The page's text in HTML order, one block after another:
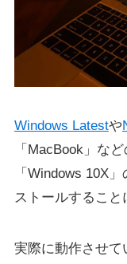
Windows Latestや
「MacBook」な
「Windows 10X
ストールすること
実際に動作させて